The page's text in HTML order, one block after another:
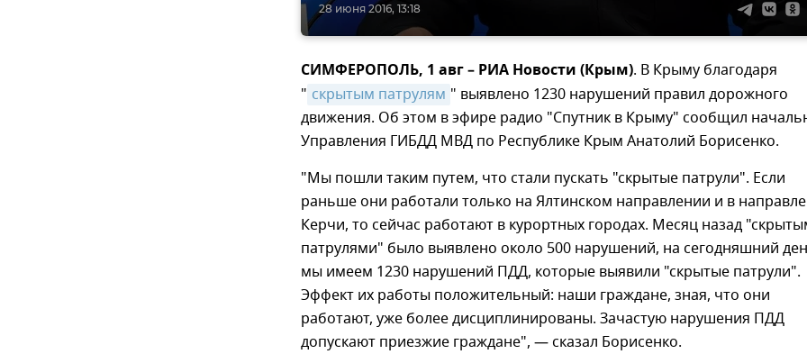
28 июня 2016, 13:18
СИМФЕРОПОЛЬ, 1 авг – РИА Новости (Крым). В Крыму благодаря
" скрытым патрулям " выявлено 1230 нарушений правил дорожного
движения. Об этом в эфире радио "Спутник в Крыму" сообщил
Управления ГИБДД МВД по Республике Крым Анатолий Борисенко.
"Мы пошли таким путем, что стали пускать "скрытые патрули". Если
раньше они работали только на Ялтинском направлении и в
Керчи, то сейчас работают в курортных городах. Месяц назад
патрулями" было выявлено около 500 нарушений, на сегодняшний
мы имеем 1230 нарушений ПДД, которые выявили "скрытые патрули".
Эффект их работы положительный: наши граждане, зная, что они
работают, уже более дисциплинированы. Зачастую нарушения ПДД
допускают приезжие граждане", — сказал Борисенко.